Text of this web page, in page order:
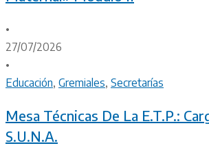
•
27/07/2026
•
Educación, Gremiales, Secretarías
Mesa Técnicas De La E.T.P.:
S.U.N.A.